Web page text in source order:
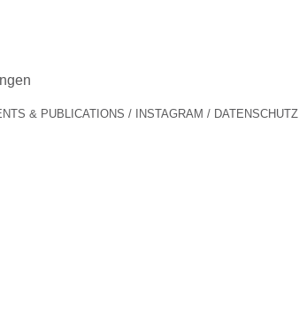
& PUBLICATIONS INSTAGRAM DATENSCHUTZ